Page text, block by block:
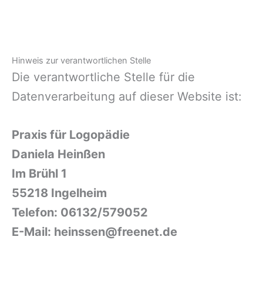
Hinweis zur verantwortlichen Stelle
Die verantwortliche Stelle für die
Datenverarbeitung auf dieser Website ist:
Praxis für Logopädie
Daniela Heinßen
Im Brühl 1
55218 Ingelheim
Telefon: 06132/579052
E-Mail: heinssen@freenet.de